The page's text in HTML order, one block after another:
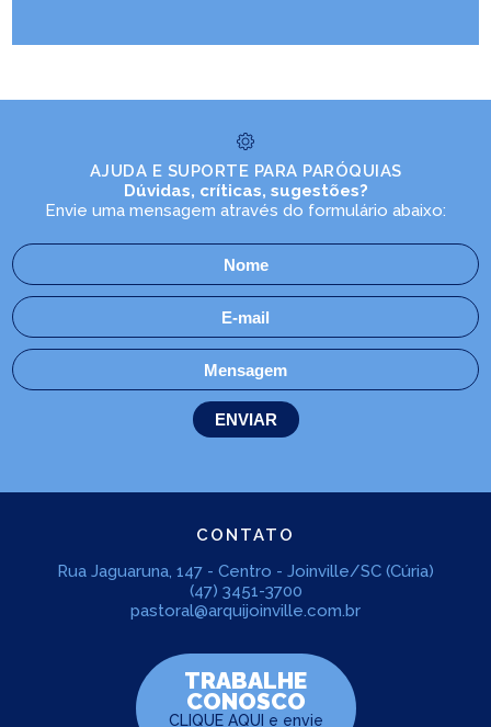
AJUDA E SUPORTE PARA PARÓQUIAS
Dúvidas, críticas, sugestões?
Envie uma mensagem através do formulário abaixo:
CONTATO
Rua Jaguaruna, 147 - Centro - Joinville/SC (Cúria)
(47) 3451-3700
pastoral@arquijoinville.com.br
TRABALHE
CONOSCO
CLIQUE AQUI e envie